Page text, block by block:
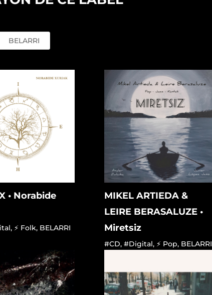
BELARRI
• Norabide
, ⚡ Folk, BELARRI
MIKEL ARTIEDA &
LEIRE BERASALUZE •
Miretsiz
#CD, #Digital, ⚡ Pop, BELARRI